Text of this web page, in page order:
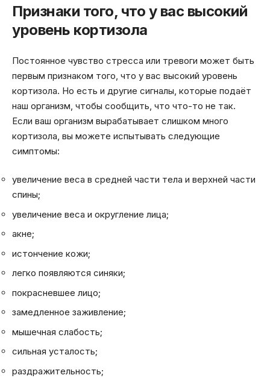
Признаки того, что у вас высокий
уровень кортизола
Постоянное чувство стресса или тревоги может быть
первым признаком того, что у вас высокий уровень
кортизола. Но есть и другие сигналы, которые подаёт
наш организм, чтобы сообщить, что что-то не так.
Если ваш организм вырабатывает слишком много
кортизола, вы можете испытывать следующие
симптомы:
увеличение веса в средней части тела и верхней части
спины;
увеличение веса и округление лица;
акне;
истончение кожи;
легко появляются синяки;
покрасневшее лицо;
замедленное заживление;
мышечная слабость;
сильная усталость;
раздражительность;